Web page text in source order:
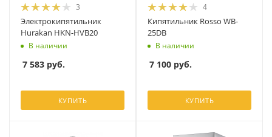
3
Электрокипятильник
Hurakan HKN-HVB20
В наличии
7 583 руб.
КУПИТЬ
4
Кипятильник Rosso WB-
25DB
В наличии
7 100 руб.
КУПИТЬ